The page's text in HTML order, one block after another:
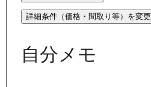
詳細条件（価格・間取り等）を変更
自分メモ